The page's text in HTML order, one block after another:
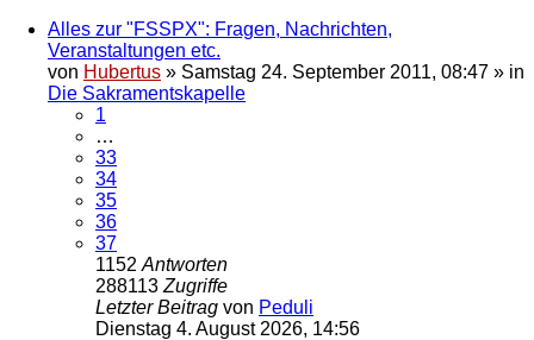
Alles zur "FSSPX": Fragen, Nachrichten,
Veranstaltungen etc.
von Hubertus » Samstag 24. September 2011, 08:47 » in
Die Sakramentskapelle
1
…
33
34
35
36
37
1152 Antworten
288113 Zugriffe
Letzter Beitrag von Peduli
Dienstag 4. August 2026, 14:56